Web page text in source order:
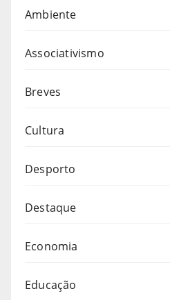
Ambiente
Associativismo
Breves
Cultura
Desporto
Destaque
Economia
Educação